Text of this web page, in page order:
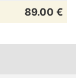
89.00 €